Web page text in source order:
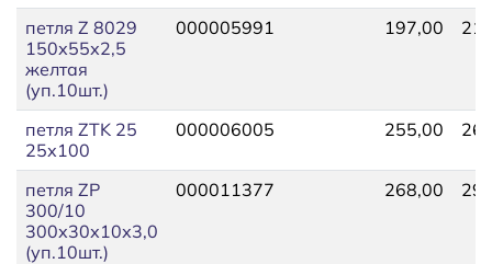
петля Z 8029
150х55х2,5
желтая
(уп.10шт.)
000005991 197,00
петля ZTK 25
25х100
000006005 255,00
петля ZP
300/10
300х30х10х3,0
(уп.10шт.)
000011377 268,00